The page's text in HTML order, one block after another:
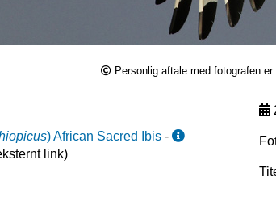
Personlig aftale med fotografen
)African Sacred Ibis -
link)